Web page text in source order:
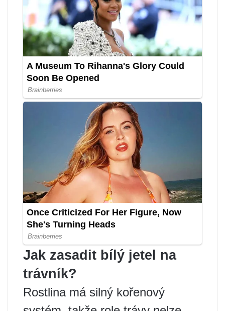
Jak zasadit bílý jetel na
trávník?
Rostlina má silný kořenový